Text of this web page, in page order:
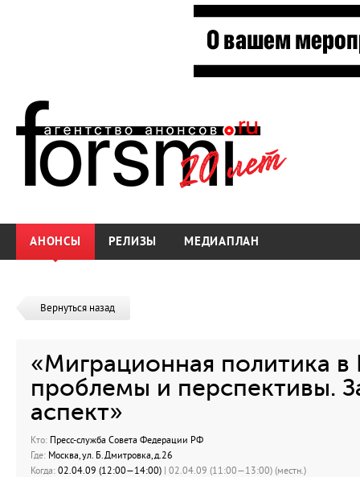
АНОНСЫ РЕЛИЗЫ МЕДИАПЛАН
Вернуться назад
«Миграционная политика в
проблемы и перспективы.
аспект»
Кто: Пресс-служба Совета Федерации РФ
Где: Москва, ул. Б.Дмитровка, д.26
Когда: 02.04.09 (12:00—14:00) | 02.04.09 (11:00—13:00) (местн.)